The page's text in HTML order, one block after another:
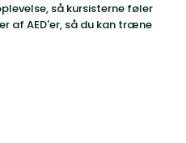
så kursisterne føler
af AED'er, så du kan træne